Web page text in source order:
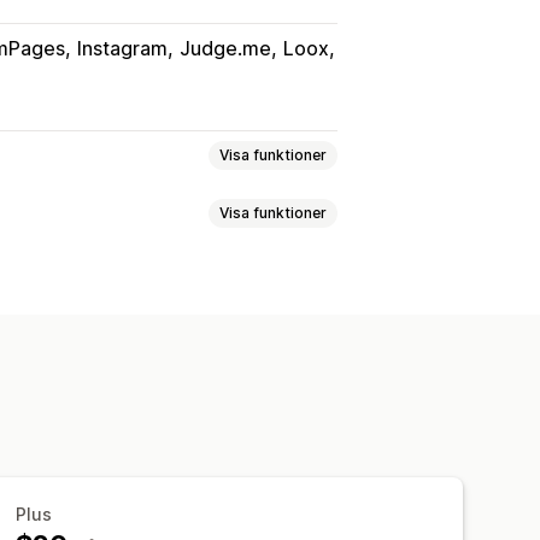
Instagram Judge.me Loox
Visa funktioner
Visa funktioner
Plus